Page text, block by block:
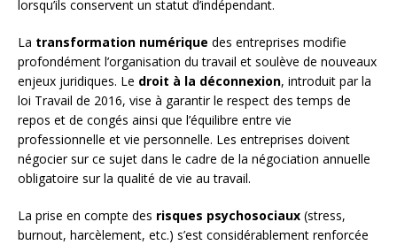
lorsqu’ils conservent un statut d’indépendant.
La transformation numérique des entreprises modifie
profondément l’organisation du travail et soulève de nouveaux
enjeux juridiques. Le droit à la déconnexion, introduit par la
loi Travail de 2016, vise à garantir le respect des temps de
repos et de congés ainsi que l’équilibre entre vie
professionnelle et vie personnelle. Les entreprises doivent
négocier sur ce sujet dans le cadre de la négociation annuelle
obligatoire sur la qualité de vie au travail.
La prise en compte des risques psychosociaux (stress,
burnout, harcèlement, etc.) s’est considérablement renforcée